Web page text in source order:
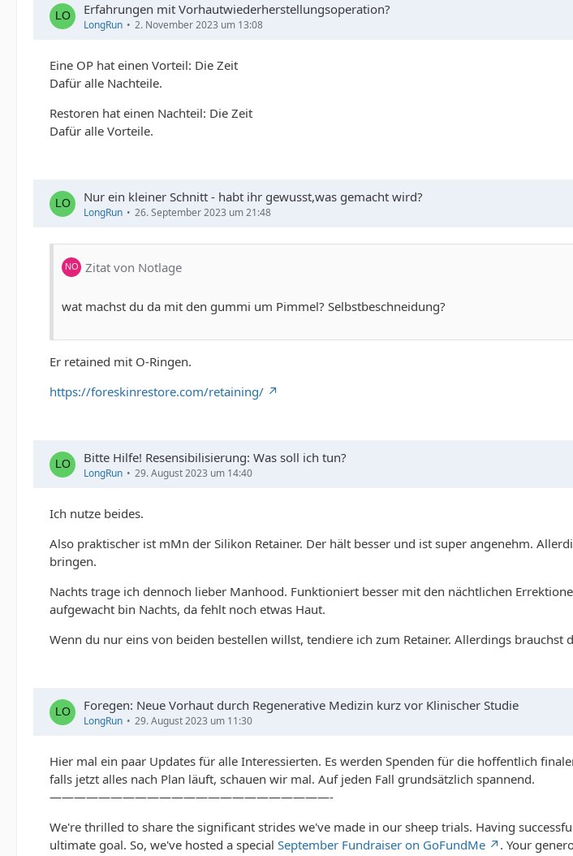
Erfahrungen mit Vorhautwiederherstellungsoperation?
LongRun 2. November 2023 um 13:08
Eine OP hat einen Vorteil: Die Zeit
Dafür alle Nachteile.
Restoren hat einen Nachteil: Die Zeit
Dafür alle Vorteile.
Nur ein kleiner Schnitt - habt ihr gewusst,was gemacht wird?
LongRun 26. September 2023 um 21:48
Zitat von Notlage
wat machst du da mit den gummi um Pimmel? Selbstbeschneidung?
Er retained mit O-Ringen.
https://foreskinrestore.com/retaining/
Bitte Hilfe! Resensibilisierung: Was soll ich tun?
LongRun 29. August 2023 um 14:40
Ich nutze beides.
Also praktischer ist mMn der Silikon Retainer. Der hält besser und ist super angenehm.
bringen.
Nachts trage ich dennoch lieber Manhood. Funktioniert besser mit den nächtlichen
aufgewacht bin Nachts, da fehlt noch etwas Haut.
Wenn du nur eins von beiden bestellen willst, tendiere ich zum Retainer. Allerdings
Foregen: Neue Vorhaut durch Regenerative Medizin kurz vor Klinischer Studie
LongRun 29. August 2023 um 11:30
Hier mal ein paar Updates für alle Interessierten. Es werden Spenden für die hoffentlich
falls jetzt alles nach Plan läuft, schauen wir mal. Auf jeden Fall grundsätzlich spannend.
———————————————————————-
We're thrilled to share the significant strides we've made in our sheep trials. Having
ultimate goal. So, we've hosted a special September Fundraiser on GoFundMe
. Your